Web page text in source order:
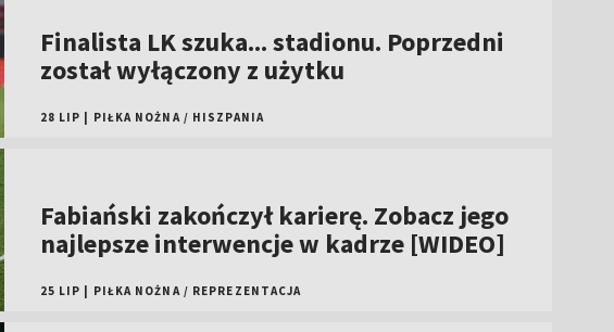
Finalista LK szuka... stadionu. Poprzedni
został wyłączony z użytku
28 LIP PIŁKA NOŻNA / HISZPANIA
Fabiański zakończył karierę. Zobacz jego
najlepsze interwencje w kadrze [WIDEO]
25 LIP PIŁKA NOŻNA / REPREZENTACJA